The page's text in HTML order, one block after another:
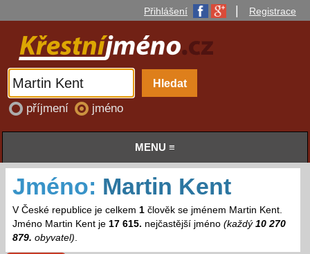
Přihlášení Registrace
příjmení jméno
MENU ≡
Jméno: Martin Kent
V České republice je celkem 1člověk se jménem Martin Kent.
Jméno Martin Kent je 17 615. nejčastější jméno (každý 10 270
879. obyvatel).